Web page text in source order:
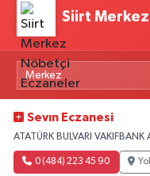
Siirt
Sevın Eczanesi
ATATÜRK BULVARI VAKIFBANK
0 (484) 223 45 90